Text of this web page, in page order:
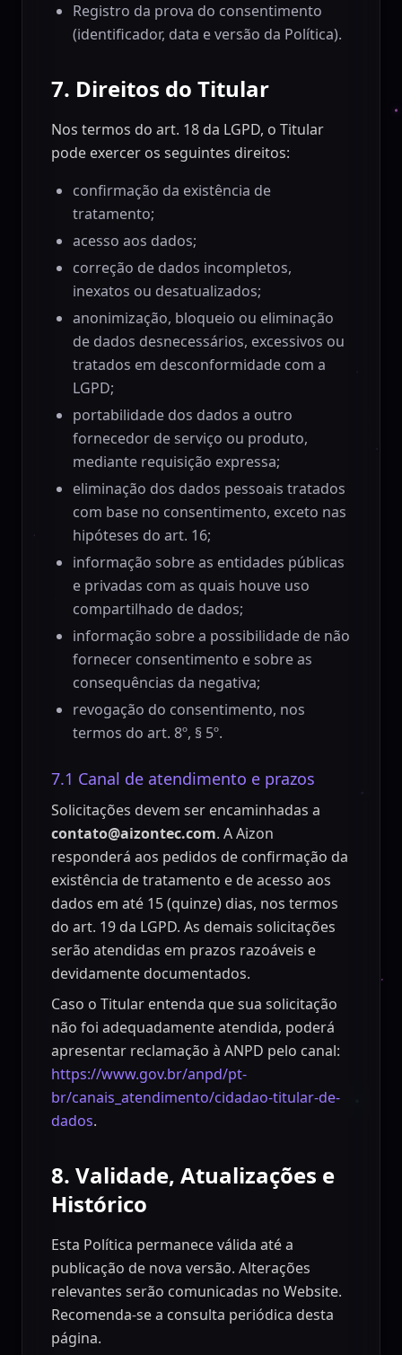
Registro da prova do consentimento
(identificador, data e versão da Política).
7. Direitos do Titular
Nos termos do art. 18 da LGPD, o Titular
pode exercer os seguintes direitos:
confirmação da existência de
tratamento;
acesso aos dados;
correção de dados incompletos,
inexatos ou desatualizados;
anonimização, bloqueio ou eliminação
de dados desnecessários, excessivos ou
tratados em desconformidade com a
LGPD;
portabilidade dos dados a outro
fornecedor de serviço ou produto,
mediante requisição expressa;
eliminação dos dados pessoais tratados
com base no consentimento, exceto nas
hipóteses do art. 16;
informação sobre as entidades públicas
e privadas com as quais houve uso
compartilhado de dados;
informação sobre a possibilidade de não
fornecer consentimento e sobre as
consequências da negativa;
revogação do consentimento, nos
termos do art. 8º, § 5º.
7.1 Canal de atendimento e prazos
Solicitações devem ser encaminhadas a
contato@aizontec.com. A Aizon
responderá aos pedidos de confirmação da
existência de tratamento e de acesso aos
dados em até 15 (quinze) dias, nos termos
do art. 19 da LGPD. As demais solicitações
serão atendidas em prazos razoáveis e
devidamente documentados.
Caso o Titular entenda que sua solicitação
não foi adequadamente atendida, poderá
apresentar reclamação à ANPD pelo canal:
https://www.gov.br/anpd/pt-
br/canais_atendimento/cidadao-titular-de-
dados.
8. Validade, Atualizações e
Histórico
Esta Política permanece válida até a
publicação de nova versão. Alterações
relevantes serão comunicadas no Website.
Recomenda-se a consulta periódica desta
página.